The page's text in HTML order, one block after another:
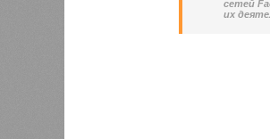
сетей
их